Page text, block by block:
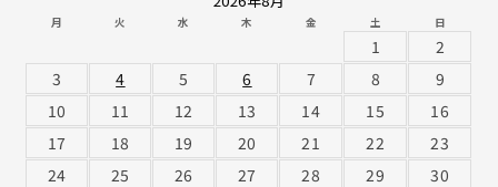
月 火 水 木 金 土 日
1
2
3
4 5 6 7 8
9
10
11 12 13 14 15
16
17
18 19 20 21 22
23
24
25 26 27 28 29
30